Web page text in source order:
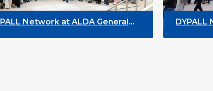
DYPALL Network at the European